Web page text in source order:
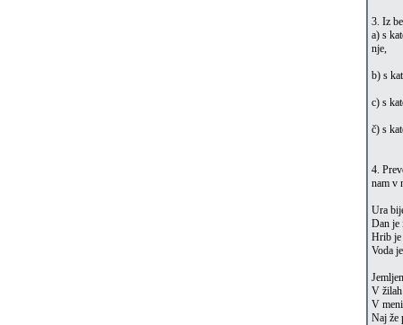
3. Iz
a) s
nje,
b) s
c) s
č) s
4.
nam v
Ura
Dan je
Hrib je
Voda
V žilah
V
Naj že